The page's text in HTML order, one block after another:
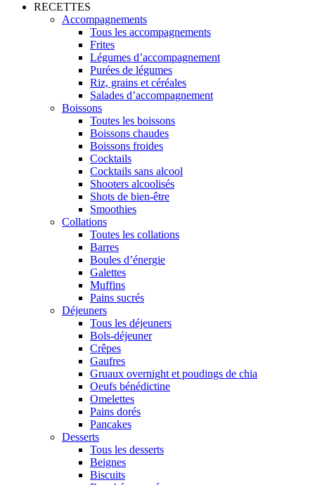
RECETTES
Accompagnements
Tous les accompagnements
Frites
Légumes d’accompagnement
Purées de légumes
Riz, grains et céréales
Salades d’accompagnement
Boissons
Toutes les boissons
Boissons chaudes
Boissons froides
Cocktails
Cocktails sans alcool
Shooters alcoolisés
Shots de bien-être
Smoothies
Collations
Toutes les collations
Barres
Boules d’énergie
Galettes
Muffins
Pains sucrés
Déjeuners
Tous les déjeuners
Bols-déjeuner
Crêpes
Gaufres
Gruaux overnight et poudings de chia
Oeufs bénédictine
Omelettes
Pains dorés
Pancakes
Desserts
Tous les desserts
Beignes
Biscuits